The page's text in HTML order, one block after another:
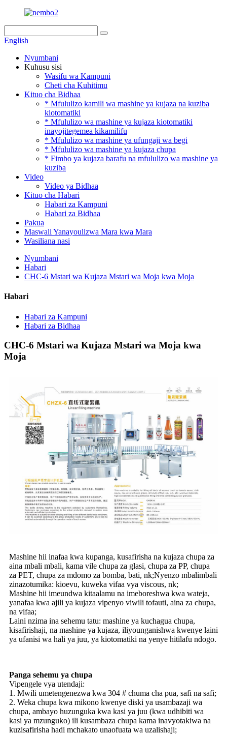
English
Nyumbani
Kuhusu sisi
Wasifu wa Kampuni
Cheti cha Kuhitimu
Kituo cha Bidhaa
* Mfululizo kamili wa mashine ya kujaza na kuziba
kiotomatiki
* Mfululizo wa mashine ya kujaza kiotomatiki
inayojitegemea kikamilifu
* Mfululizo wa mashine ya ufungaji wa begi
* Mfululizo wa mashine ya kujaza chupa
* Fimbo ya kujaza barafu na mfululizo wa mashine ya
kuziba
Video
Video ya Bidhaa
Kituo cha Habari
Habari za Kampuni
Habari za Bidhaa
Pakua
Maswali Yanayoulizwa Mara kwa Mara
Wasiliana nasi
Nyumbani
Habari
CHC-6 Mstari wa Kujaza Mstari wa Moja kwa Moja
Habari
Habari za Kampuni
Habari za Bidhaa
CHC-6 Mstari wa Kujaza Mstari wa Moja kwa
Moja
Mashine hii inafaa kwa kupanga, kusafirisha na kujaza chupa za
aina mbali mbali, kama vile chupa za glasi, chupa za PP, chupa
za PET, chupa za mdomo za bomba, bati, nk;Nyenzo mbalimbali
zinazotumika: kioevu, kuweka vifaa vya viscous, nk;
Mashine hii imeundwa kitaalamu na imeboreshwa kwa wateja,
yanafaa kwa ajili ya kujaza vipenyo viwili tofauti, aina za chupa,
na vifaa;
Laini nzima ina sehemu tatu: mashine ya kuchagua chupa,
kisafirishaji, na mashine ya kujaza, iliyounganishwa kwenye laini
ya ufanisi wa hali ya juu, ya kiotomatiki na yenye hitilafu ndogo.
Panga sehemu ya chupa
Vipengele vya utendaji:
1. Mwili umetengenezwa kwa 304 # chuma cha pua, safi na safi;
2. Weka chupa kwa mikono kwenye diski ya usambazaji wa
chupa, ambayo huzunguka kwa kasi ya juu (kwa udhibiti wa
kasi ya mzunguko) ili kusambaza chupa kama inavyotakiwa na
kuzisafirisha hadi mchakato unaofuata wa uzalishaji;